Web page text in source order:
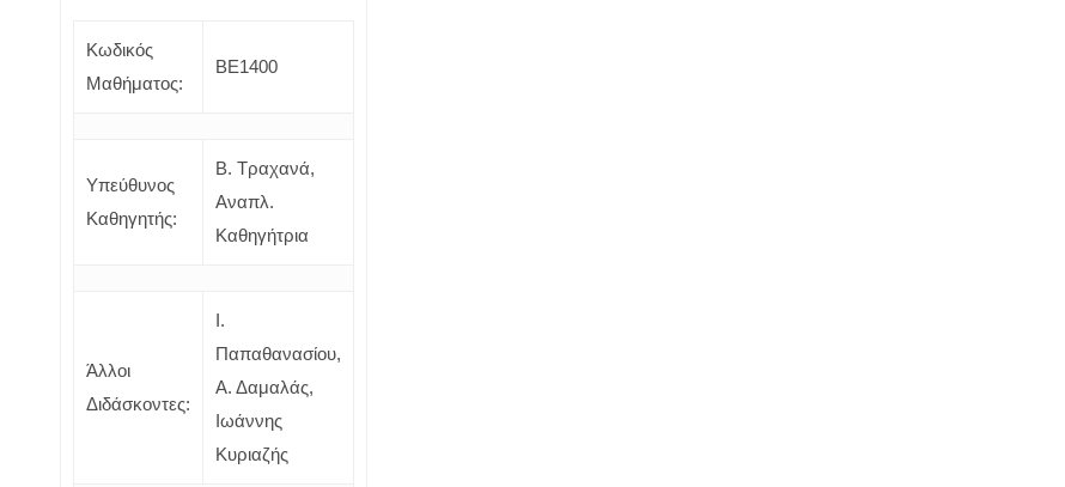
Κωδικός
Μαθήματος:
ΒΕ1400
Υπεύθυνος
Καθηγητής:
Β. Τραχανά,
Αναπλ.
Καθηγήτρια
Άλλοι
Διδάσκοντες:
Ι.
Παπαθανασίου,
Α. Δαμαλάς,
Ιωάννης
Κυριαζής